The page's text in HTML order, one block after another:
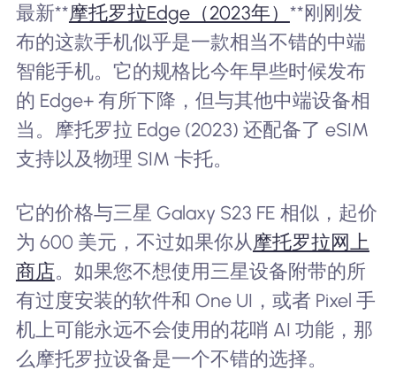
最新**摩托罗拉Edge（2023年） **刚刚发
布的这款手机似乎是一款相当不错的中端
智能手机。它的规格比今年早些时候发布
的 Edge+ 有所下降，但与其他中端设备相
当。摩托罗拉 Edge (2023) 还配备了 eSIM
支持以及物理 SIM 卡托。
它的价格与三星 Galaxy S23 FE 相似，起价
为 600 美元，不过如果你从摩托罗拉网上
商店。如果您不想使用三星设备附带的所
有过度安装的软件和 One UI，或者 Pixel 手
机上可能永远不会使用的花哨 AI 功能，那
么摩托罗拉设备是一个不错的选择。